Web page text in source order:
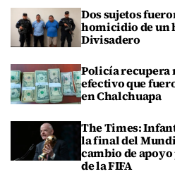
Dos sujetos
homicidio de un
Divisadero
Policía recupera
efectivo que
en Chalchuapa
The Times:
la final del
cambio de
de la FIFA